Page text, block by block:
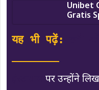
Unibet
Gratis
यह भी पढ़ें:
पर उन्होंने